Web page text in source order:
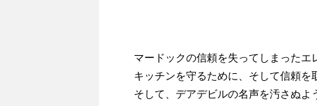
マードックの信頼を失ってしまった
キッチンを守るために、そして信頼を
そして、デアデビルの名声を汚さぬよ